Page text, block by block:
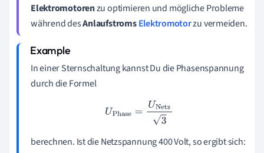
Elektromotorenzu optimieren und mögliche Probleme
während desAnlaufstromsElektromotorzu vermeiden.
In einer Sternschaltung kannst Du die Phasenspannung
durch die Formel
UPhase=UNetz3
berechnen. Ist die Netzspannung 400 Volt, so ergibt sich: